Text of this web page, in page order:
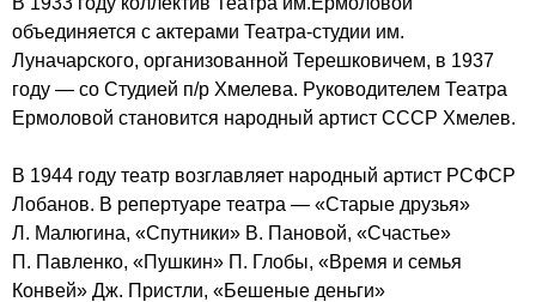
объединяется с актерами Театра-студии им.
Луначарского, организованной Терешковичем, в 1937
году — со Студией п/р Хмелева. Руководителем Театра
Ермоловой становится народный артист СССР Хмелев.
В 1944 году театр возглавляет народный артист РСФСР
Лобанов. В репертуаре театра — «Старые друзья»
Л. Малюгина, «Спутники» В. Пановой, «Счастье»
П. Павленко, «Пушкин» П. Глобы, «Время и семья
Конвей» Дж. Пристли, «Бешеные деньги»